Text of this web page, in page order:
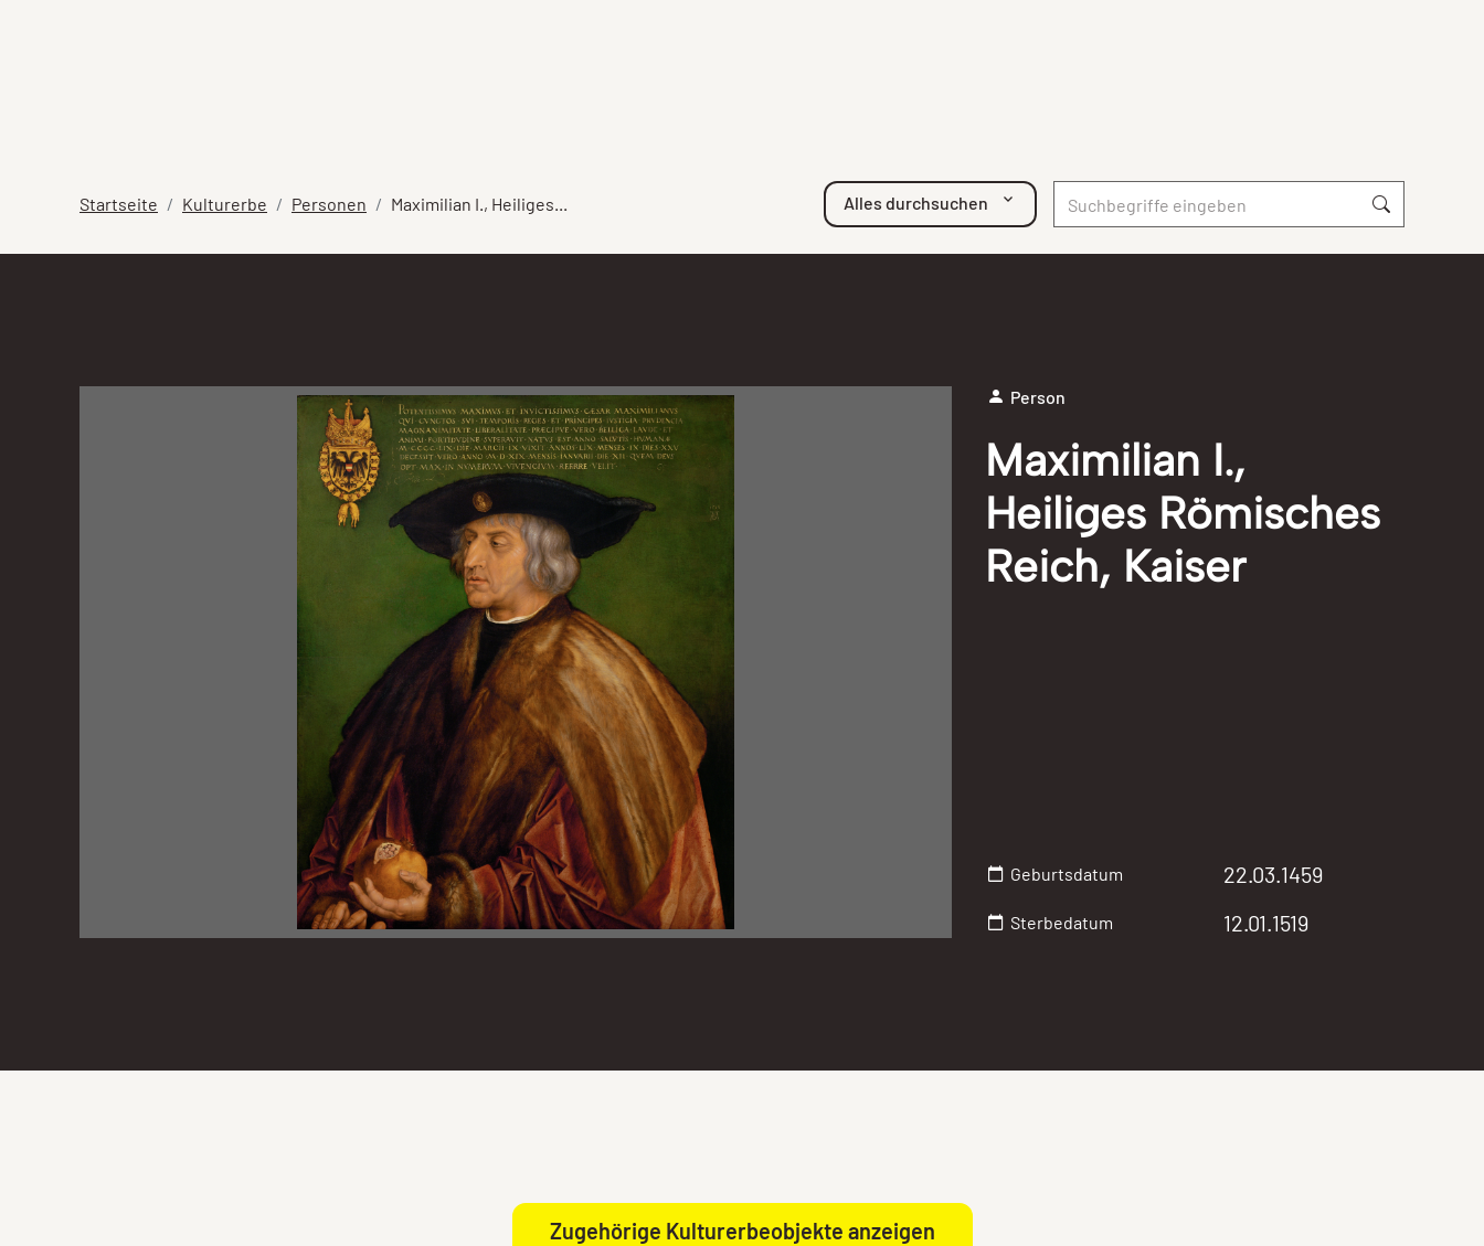
Startseite Kulturerbe Personen Maximilian I., Heiliges... Alles durchsuchen
Person
Maximilian I.,
Heiliges Römisches
Reich, Kaiser
Geburtsdatum 22.03.1459
Sterbedatum 12.01.1519
Zugehörige Kulturerbeobjekte anzeigen